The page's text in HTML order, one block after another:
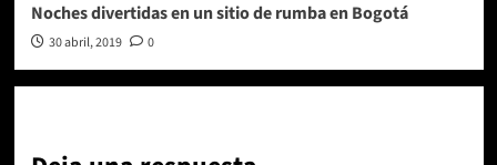
Noches divertidas en un sitio de rumba en Bogotá
30 abril, 2019 0